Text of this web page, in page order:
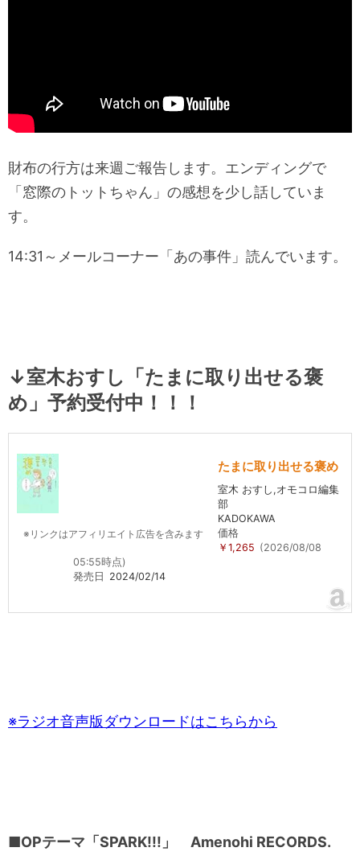
財布の行方は来週ご報告します。エンディングで
「窓際のトットちゃん」の感想を少し話していま
す。
14:31～メールコーナー「あの事件」読んでいます。
↓室木おすし「たまに取り出せる褒
め」予約受付中！！！
※リンクはアフィリエイト広告を含みます
たまに取り出せる褒め
室木 おすし,オモコロ編集
部
KADOKAWA
価格
￥1,265 (2026/08/08
05:55時点)
発売日
2024/02/14
※ラジオ音声版ダウンロードはこちらから
■OPテーマ「SPARK!!!」 Amenohi RECORDS.